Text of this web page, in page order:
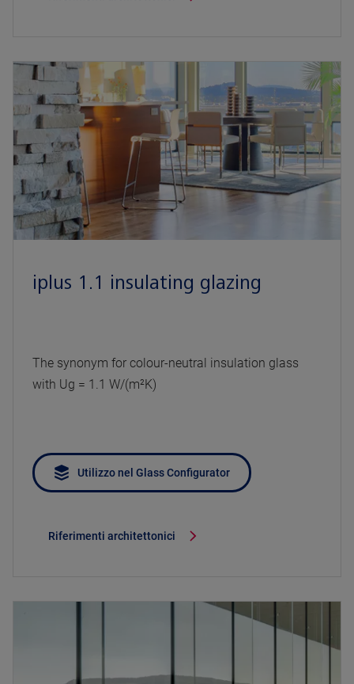
iplus 1.1 insulating glazing
The synonym for colour-neutral insulation glass
with Ug = 1.1 W/(m²K)
Utilizzo nel Glass Configurator
Riferimenti architettonici